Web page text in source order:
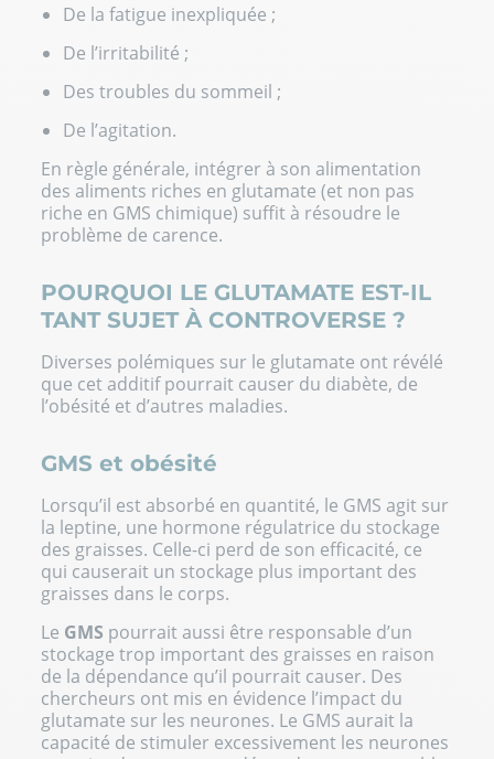
De la fatigue inexpliquée ;
De l’irritabilité ;
Des troubles du sommeil ;
De l’agitation.
En règle générale, intégrer à son alimentation
des aliments riches en glutamate (et non pas
riche en GMS chimique) suffit à résoudre le
problème de carence.
POURQUOI LE GLUTAMATE EST-IL
TANT SUJET À CONTROVERSE ?
Diverses polémiques sur le glutamate ont révélé
que cet additif pourrait causer du diabète, de
l’obésité et d’autres maladies.
GMS et obésité
Lorsqu’il est absorbé en quantité, le GMS agit sur
la leptine, une hormone régulatrice du stockage
des graisses. Celle-ci perd de son efficacité, ce
qui causerait un stockage plus important des
graisses dans le corps.
Le GMS pourrait aussi être responsable d’un
stockage trop important des graisses en raison
de la dépendance qu’il pourrait causer. Des
chercheurs ont mis en évidence l’impact du
glutamate sur les neurones. Le GMS aurait la
capacité de stimuler excessivement les neurones